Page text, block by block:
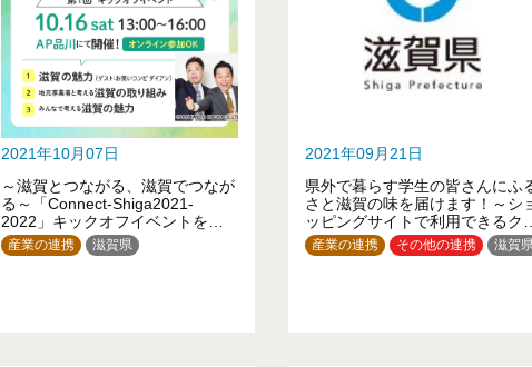
2021年10月07日
～滋賀とつながる、滋賀でつなが
る～「Connect-Shiga2021-
2022」キックオフイベントを開
催します！
産業の連携 滋賀県
2021年09月21日
県外で暮らす学生の皆さんにふ
さと滋賀の味を届けます！～シ
ッピングサイトで利用できるク
ポン（３，０００円分）をご提
～
産業の連携 その他の連携 滋賀